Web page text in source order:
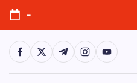
Skip
content
-
https://www.facebook.com/
https://twitter.com/
https://t.me/
https://https://